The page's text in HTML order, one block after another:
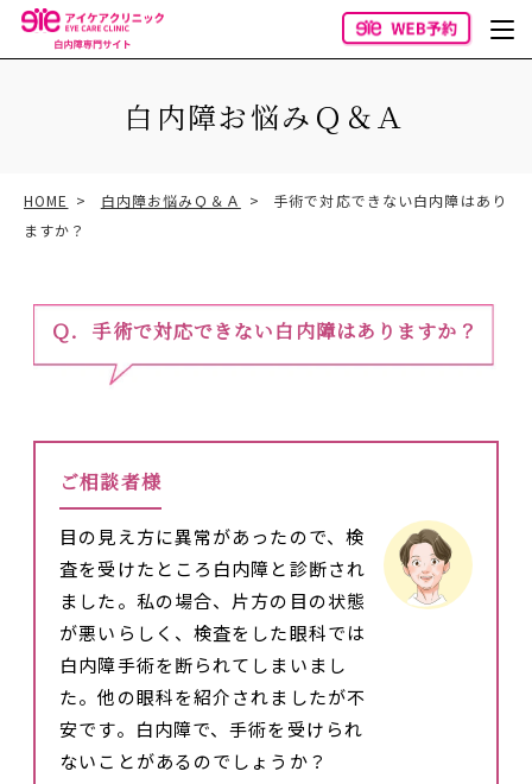
白内障お悩みＱ＆Ａ
HOME 白内障お悩みＱ＆Ａ
手術で対応できない白内障はあり
ますか？
手術で対応できない白内障はありますか？
ご相談者様
目の見え方に異常があったので、検
査を受けたところ白内障と診断され
ました。私の場合、片方の目の状態
が悪いらしく、検査をした眼科では
白内障手術を断られてしまいまし
た。他の眼科を紹介されましたが不
安です。白内障で、手術を受けられ
ないことがあるのでしょうか？